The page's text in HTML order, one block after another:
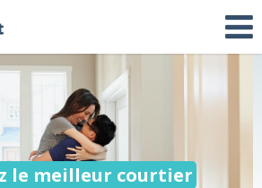
le meilleur courtier